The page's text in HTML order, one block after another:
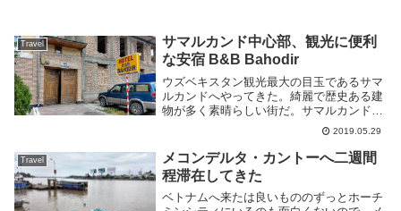
Travel
サマルカンド中心部、観光に便利
な安宿 B&B Bahodir
ウズベキスタン観光最大の目玉であるサマ
ルカンドへやってきた。綺麗で歴史ある建
物が多く素晴らしい街だ。サマルカンドで
は観光を行う事を考え、以下の安宿に泊ま
ることにした。場所はレギスタン広場から
東へ徒歩数分の場所にある。観光するには
もってこいの...
2019.05.29
Travel
メコンデルタ・カントーへ二週間
程滞在してきた
ベトナムへ来たは良いもののずっとホーチ